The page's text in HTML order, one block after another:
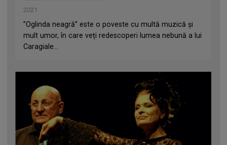
2021
”Oglinda neagră” este o poveste cu multă muzică și
mult umor, în care veți redescoperi lumea nebună a lui
Caragiale...